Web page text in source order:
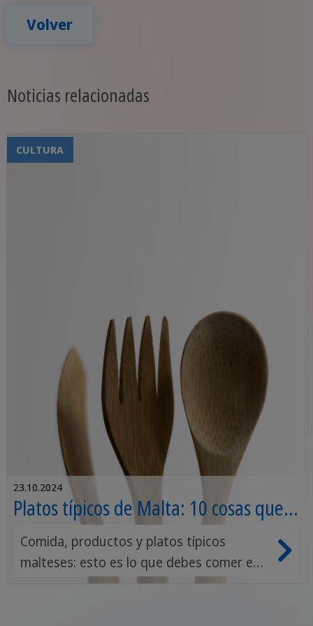
Volver
Noticias relacionadas
CULTURA
23.10.2024
Platos típicos de Malta: 10 cosas que
debes comer.
Comida, productos y platos típicos
malteses: esto es lo que debes comer en
Malta Si estás organizando un viaje a